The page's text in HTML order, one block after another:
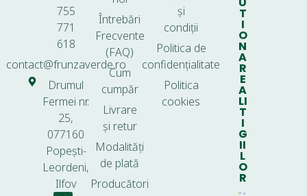
755
771
618
contact@frunzaverde.ro
Drumul
Fermei nr.
25,
077160
Popești-
Leordeni,
Ilfov
Întrebări
Frecvente
(FAQ)
Cum
cumpăr
Livrare
și retur
Modalități
de plată
Producători
și
condiții
Politica de
confidențialitate
Politica
cookies
T
I
O
N
A
R
E
A
LI
T
I
G
II
L
O
R